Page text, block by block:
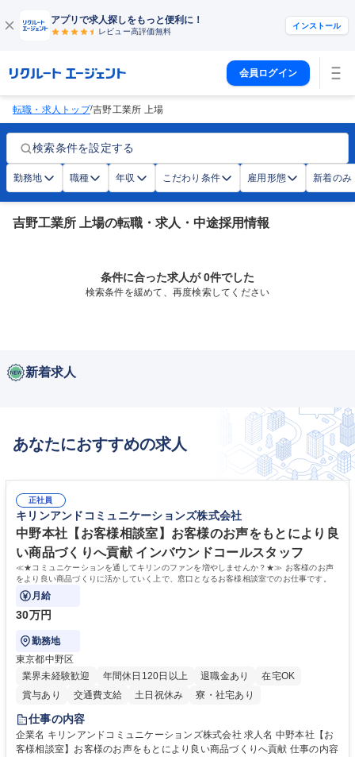
アプリで求人探しをもっと便利に！
レビュー高評価無料
インストール
会員ログイン
転職・求人トップ/吉野工業所 上場
検索条件を設定する
勤務地 職種 年収 こだわり条件 雇用形態 新着のみ
吉野工業所 上場の転職・求人・中途採用情報
条件に合った求人が 0件でした
検索条件を緩めて、再度検索してください
新着求人
あなたにおすすめの求人
正社員
キリンアンドコミュニケーションズ株式会社
中野本社【お客様相談室】お客様のお声をもとにより良
い商品づくりへ貢献 インバウンドコールスタッフ
≪★コミュニケーションを通してキリンのファンを増やしませんか？★≫ お客様のお声
をより良い商品づくりに活かしていく上で、窓口となるお客様相談室でのお仕事です。
月給
30万円
勤務地
東京都中野区
業界未経験歓迎
年間休日120日以上 退職金あり
在宅OK
賞与あり
交通費支給 土日祝休み 寮・社宅あり
仕事の内容
企業名 キリンアンドコミュニケーションズ株式会社 求人名 中野本社【お
客様相談室】お客様のお声をもとにより良い商品づくりへ貢献 仕事の内容